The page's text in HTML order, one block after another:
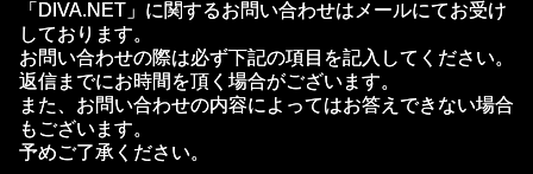
「DIVA.NET」に関するお問い合わせはメールにてお受け
しております。
お問い合わせの際は必ず下記の項目を記入してください。
返信までにお時間を頂く場合がございます。
また、お問い合わせの内容によってはお答えできない場合
もございます。
予めご了承ください。